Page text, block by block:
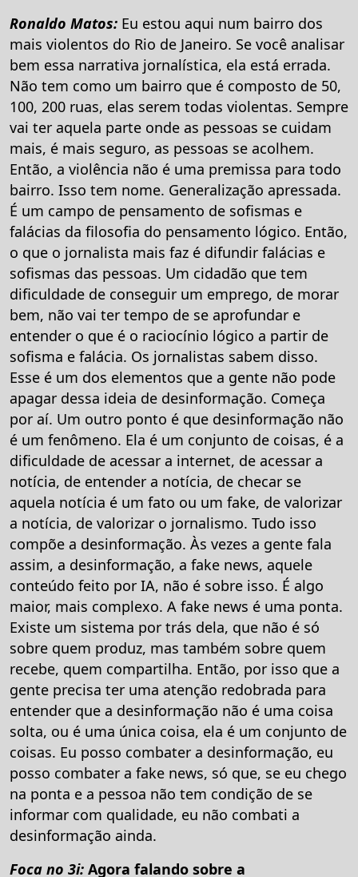
Ronaldo Matos: Eu estou aqui num bairro dos
mais violentos do Rio de Janeiro. Se você analisar
bem essa narrativa jornalística, ela está errada.
Não tem como um bairro que é composto de 50,
100, 200 ruas, elas serem todas violentas. Sempre
vai ter aquela parte onde as pessoas se cuidam
mais, é mais seguro, as pessoas se acolhem.
Então, a violência não é uma premissa para todo
bairro. Isso tem nome. Generalização apressada.
É um campo de pensamento de sofismas e
falácias da filosofia do pensamento lógico. Então,
o que o jornalista mais faz é difundir falácias e
sofismas das pessoas. Um cidadão que tem
dificuldade de conseguir um emprego, de morar
bem, não vai ter tempo de se aprofundar e
entender o que é o raciocínio lógico a partir de
sofisma e falácia. Os jornalistas sabem disso.
Esse é um dos elementos que a gente não pode
apagar dessa ideia de desinformação. Começa
por aí. Um outro ponto é que desinformação não
é um fenômeno. Ela é um conjunto de coisas, é a
dificuldade de acessar a internet, de acessar a
notícia, de entender a notícia, de checar se
aquela notícia é um fato ou um fake, de valorizar
a notícia, de valorizar o jornalismo. Tudo isso
compõe a desinformação. Às vezes a gente fala
assim, a desinformação, a fake news, aquele
conteúdo feito por IA, não é sobre isso. É algo
maior, mais complexo. A fake news é uma ponta.
Existe um sistema por trás dela, que não é só
sobre quem produz, mas também sobre quem
recebe, quem compartilha. Então, por isso que a
gente precisa ter uma atenção redobrada para
entender que a desinformação não é uma coisa
solta, ou é uma única coisa, ela é um conjunto de
coisas. Eu posso combater a desinformação, eu
posso combater a fake news, só que, se eu chego
na ponta e a pessoa não tem condição de se
informar com qualidade, eu não combati a
desinformação ainda.
Foca no 3i: Agora falando sobre a